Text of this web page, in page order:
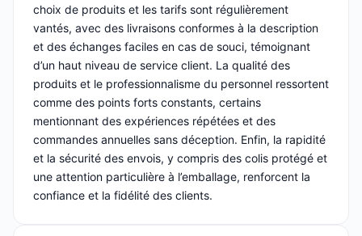
choix de produits et les tarifs sont régulièrement
vantés, avec des livraisons conformes à la description
et des échanges faciles en cas de souci, témoignant
d’un haut niveau de service client. La qualité des
produits et le professionnalisme du personnel ressortent
comme des points forts constants, certains
mentionnant des expériences répétées et des
commandes annuelles sans déception. Enfin, la rapidité
et la sécurité des envois, y compris des colis protégé et
une attention particulière à l’emballage, renforcent la
confiance et la fidélité des clients.